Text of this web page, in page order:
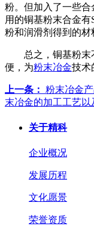
粉。但加入了一些
用的铜基粉末合金有
粉和润滑剂得到的材
总之，铜基粉
便，为粉末冶金技术
上一条： 粉末冶金
末冶金的加工工艺以
关于精科
企业概况
发展历程
文化愿景
荣誉资质